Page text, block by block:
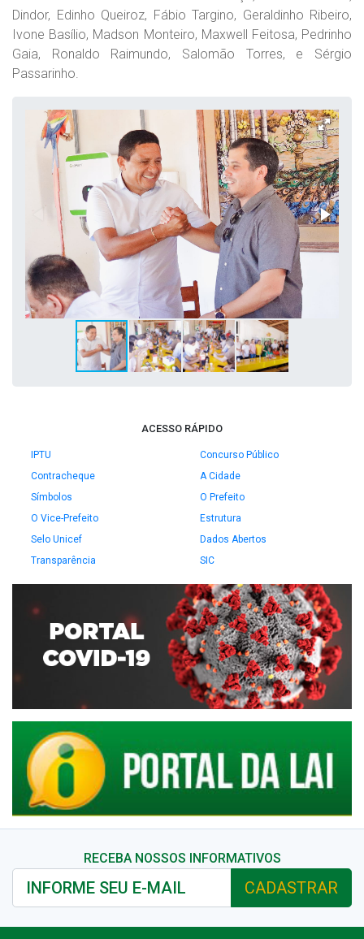
Dindor, Edinho Queiroz, Fábio Targino, Geraldinho Ribeiro,
Ivone Basílio, Madson Monteiro, Maxwell Feitosa, Pedrinho
Gaia, Ronaldo Raimundo, Salomão Torres, e Sérgio
Passarinho.
ACESSO RÁPIDO
IPTU
Concurso Público
Contracheque
A Cidade
Símbolos
O Prefeito
O Vice-Prefeito
Estrutura
Selo Unicef
Dados Abertos
Transparência
SIC
RECEBA NOSSOS INFORMATIVOS
CADASTRAR